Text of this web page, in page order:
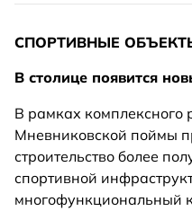
СПОРТИВНЫЕ
В столице появится
В рамках комплексного
Мневниковской поймы
строительство более
спортивной
многофункциональный